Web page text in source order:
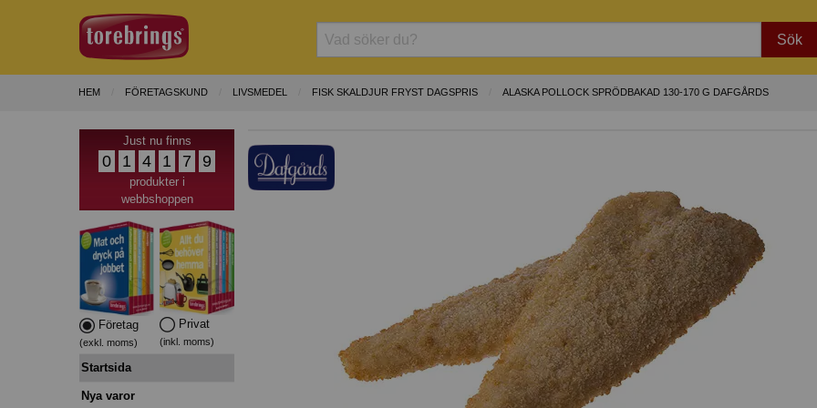
Sök
HEM FÖRETAGSKUND LIVSMEDEL FISK SKALDJUR FRYST DAGSPRIS ALASKA POLLOCK SPRÖDBAKAD 130-170 G DAFGÅRDS
Just nu finns
0 1 4 1 7 9
produkter i
webbshoppen
Företag
(exkl. moms)
Privat
(inkl. moms)
Startsida
Nya varor